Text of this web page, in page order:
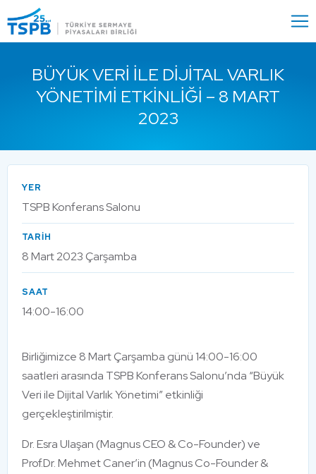
Close
BÜYÜK VERI ILE DIJITAL VARLIK
YÖNETIMI ETKINLIĞI – 8 MART
2023
YER
TSPB Konferans Salonu
TARİH
8 Mart 2023 Çarşamba
SAAT
14:00-16:00
Birliğimizce 8 Mart Çarşamba günü 14:00-16:00
saatleri arasında TSPB Konferans Salonu’nda “Büyük
Veri ile Dijital Varlık Yönetimi” etkinliği
gerçekleştirilmiştir.
Dr. Esra Ulaşan (Magnus CEO & Co-Founder) ve
Prof.Dr. Mehmet Caner’in (Magnus Co-Founder &